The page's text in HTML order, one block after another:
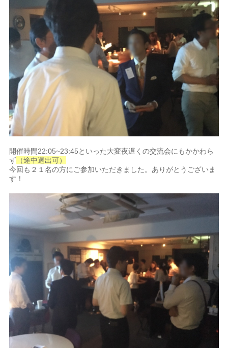
開催時間22:05~23:45といった大変夜遅くの交流会にもかかわら
ず （途中退出可）
今回も２１名の方にご参加いただきました。ありがとうございま
す！